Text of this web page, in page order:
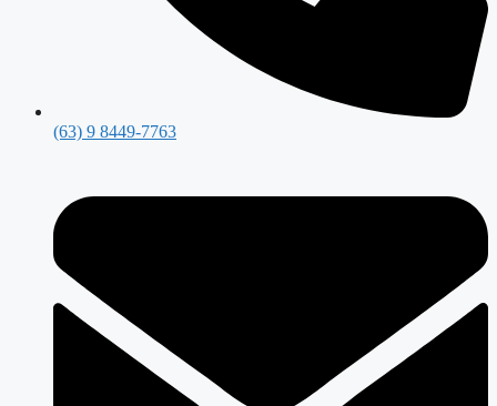
(63) 9 8449-7763